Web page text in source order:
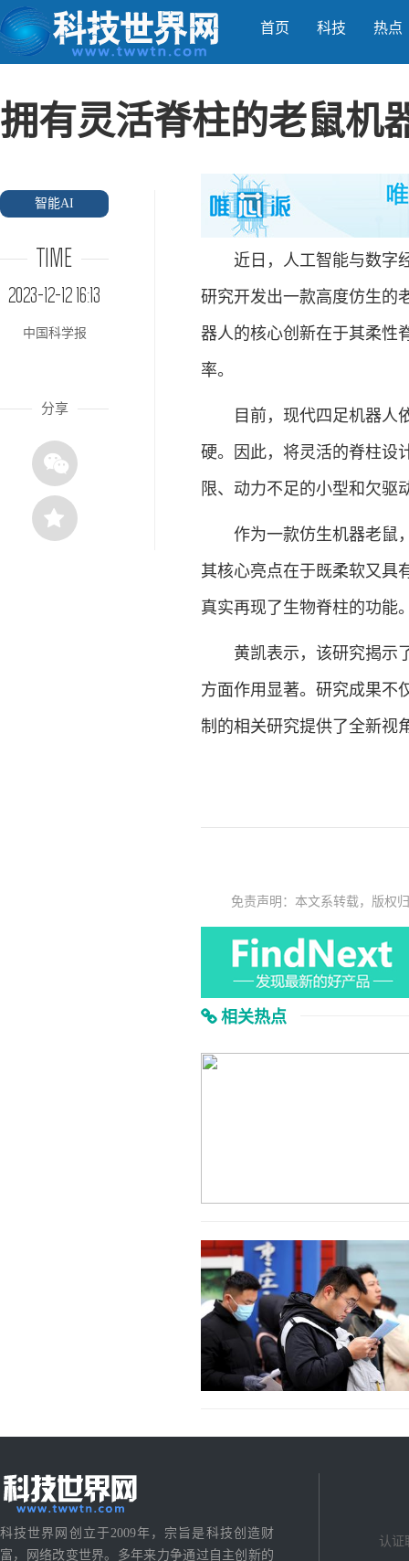
首页 科技 热点
拥有灵活脊柱的老鼠机
智能AI
TIME
2023-12-12 16:13
中国科学报
分享
近日，人工智能与数字经
研究开发出一款高度仿生的
器人的核心创新在于其柔性
率。
目前，现代四足机器人依
硬。因此，将灵活的脊柱设
限、动力不足的小型和欠驱
作为一款仿生机器老鼠，
其核心亮点在于既柔软又具
真实再现了生物脊柱的功能
黄凯表示，该研究揭示了
方面作用显著。研究成果不
制的相关研究提供了全新视
免责声明：本文系转载，版权
相关热点
科技世界网创立于2009年，宗旨是科技创造财
富，网络改变世界。多年来力争通过自主创新的
认证